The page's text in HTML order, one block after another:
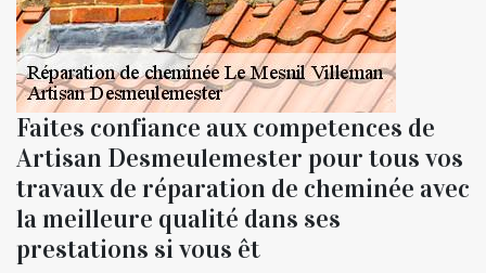
Faites confiance aux competences de
Artisan Desmeulemester pour tous vos
travaux de réparation de cheminée avec
la meilleure qualité dans ses
prestations si vous êt